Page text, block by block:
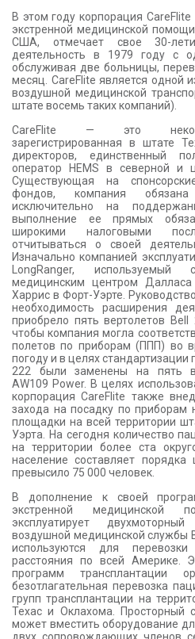
В этом году корпорация
экстренной медицинской
США, отмечает свое 30-
деятельность в 1979 году с
обслуживая две больницы,
месяц. CareFlite является одной
воздушной медицинской
штате восемь таких компаний).
CareFlite — это
зарегистрированная в штате
директоров, единственный
оператор HEMS в северной и
Существующая на
фондов, компания обязана
исключительно на
выполнение ее прямых
широкими налоговыми
отчитываться о своей
Изначально компанией
LongRanger, используемый
медицинским центром Далласа
Харрис в Форт-Уэрте.
необходимость расширения
приобрело пять вертолетов
чтобы компания могла
полетов по приборам (ППП) во
погоду и в целях стандартизации
222 были заменены на пять
AW109 Power. В целях
корпорация CareFlite также
захода на посадку по приборам
площадки на всей территории
Уэрта. На сегодня количество
на территории более ста
население составляет
превысило 75 000 человек.
В дополнение к своей
экстренной медицинской
эксплуатирует
воздушной медицинской службы
используются для
расстояния по всей Америке.
программ трансплантации
безотлагательная перевозка
групп трансплантации на
Техас и Оклахома. Просторный
может вместить оборудование